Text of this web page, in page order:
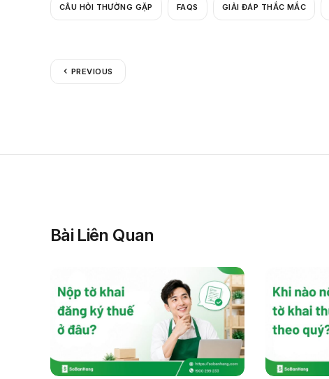
CÂU HỎI THƯỜNG GẶP FAQS GIẢI ĐÁP THẮC MẮC
PREVIOUS
Bài Liên Quan